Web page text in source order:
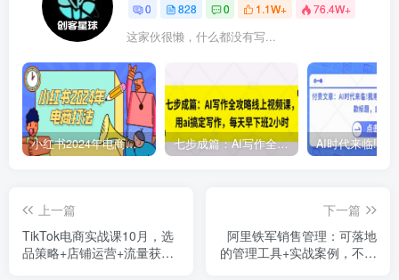
0 828 0 1.1W+ 76.4W+
这家伙很懒，什么都没有写...
小红书2024年电商打法，手把手教你如何打爆小红书店铺 七步成篇：AI写作全攻略线上视频课，用ai搞定写作，每天早下班2小时
上一篇
TikTok电商实战课10月，选
品策略+店铺运营+流量获取
下一篇
阿里铁军销售管理：可落地
的管理工具+实战案例，不能